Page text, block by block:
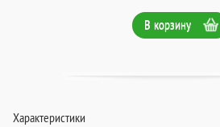
В корзину
Характеристики